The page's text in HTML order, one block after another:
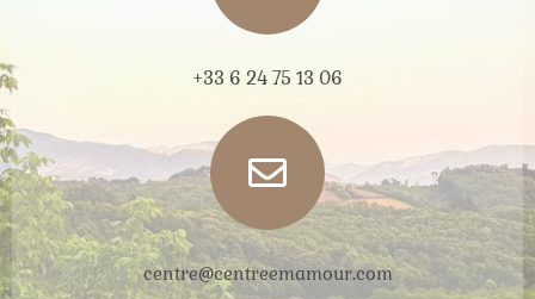
+33 6 24 75 13 06
centre@centreemamour.com